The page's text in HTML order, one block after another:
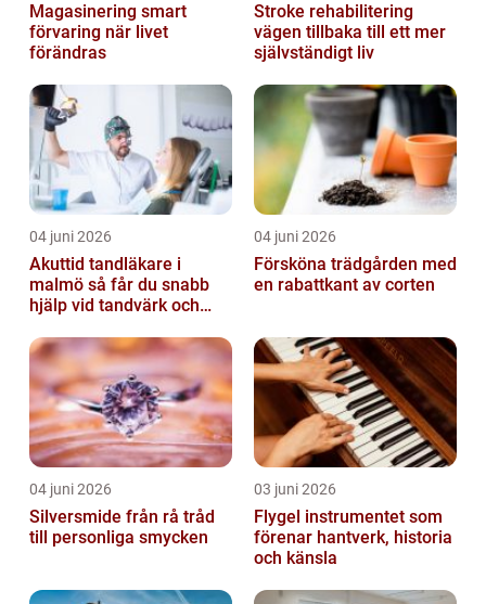
Magasinering smart
förvaring när livet
förändras
Stroke rehabilitering
vägen tillbaka till ett mer
självständigt liv
04 juni 2026
Akuttid tandläkare i
malmö så får du snabb
hjälp vid tandvärk och
04 juni 2026
Försköna trädgården med
en rabattkant av corten
04 juni 2026
Silversmide från rå tråd
till personliga smycken
03 juni 2026
Flygel instrumentet som
förenar hantverk, historia
och känsla